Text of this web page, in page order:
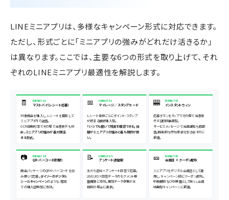
LINEミニアプリは、多様なキャンペーン形式に対応できます。
ただし、形式ごとに「ミニアプリの強みがどれだけ活きるか」
は異なります。ここでは、主要な6つの形式を取り上げて、それ
ぞれのLINEミニアプリ最適性を解説します。
🧾 FORMAT 01
マストバイ（レシート応募）
対象商品を購入し、レシートを撮影して
ミニアプリ内で送信。
OCR自動判定でその場で当落表示も可
能。ミニアプリの強みが最大限活
きる形式。
📅 FORMAT 02
マイレージ／スタンプカード
レシート登録ごとにポイント・スタンプ
が貯まる継続購入型。
「いつでも開いて残高を確認できる」体
験がミニアプリの強みと最も相性が良
い。
🎰 FORMAT 03
インスタントウィン
応募ボタンをタップでその場で当落表
示する即時抽選型。
サービスメッセージで当選通知も即配
信。瞬発的な参加意欲を引き出すのに
最適。
📷 FORMAT 04
QR・バーコード読取り
商品パッケージのQRやバーコードを読
み取って応募。ダイソーのデジタル
シールキャンペーンのような、店頭
での購入証明型に有効。
📝 FORMAT 05
アンケート連動型
友だち追加＋アンケート回答で応募。
LINE UID×回答データのセグメント基
盤構築に有効。属性データ収集が主
目的の場合に選択。
🎫 FORMAT 06
会員証 × クーポン配布
ミニアプリをデジタル会員証として運
用し、キャンペーン時にクーポン配布。
中長期的なCRM基盤として強い。会員
特典型キャンペーンに最適。